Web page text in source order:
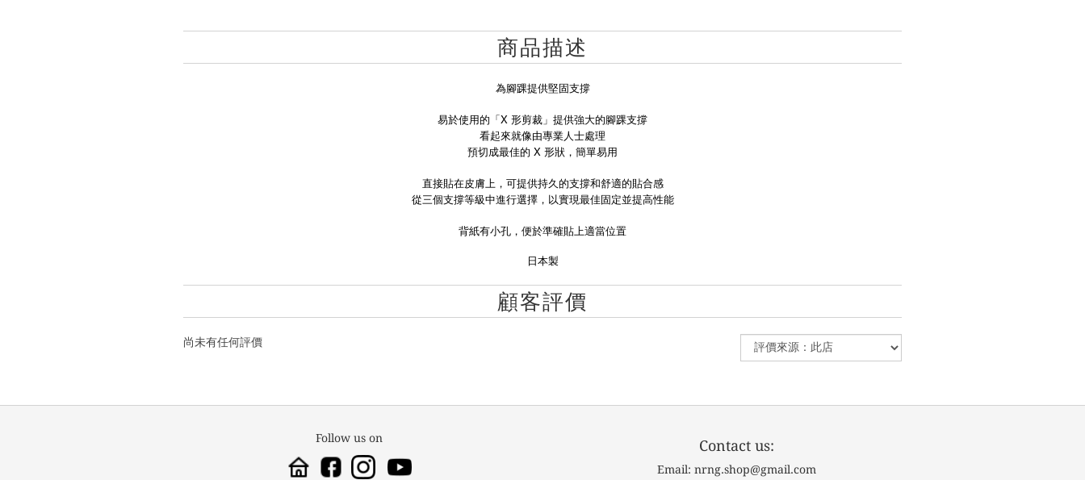
商品描述
為腳踝提供堅固支撐
易於使用的「X 形剪裁」提供強大的腳踝支撐
看起來就像由專業人士處理
預切成最佳的 X 形狀，簡單易用
直接貼在皮膚上，可提供持久的支撐和舒適的貼合感
從三個支撐等級中進行選擇，以實現最佳固定並提高性能
背紙有小孔，便於準確貼上適當位置
日本製
顧客評價
尚未有任何評價
Follow us on Contact us:
Email: nrng.shop@gmail.com